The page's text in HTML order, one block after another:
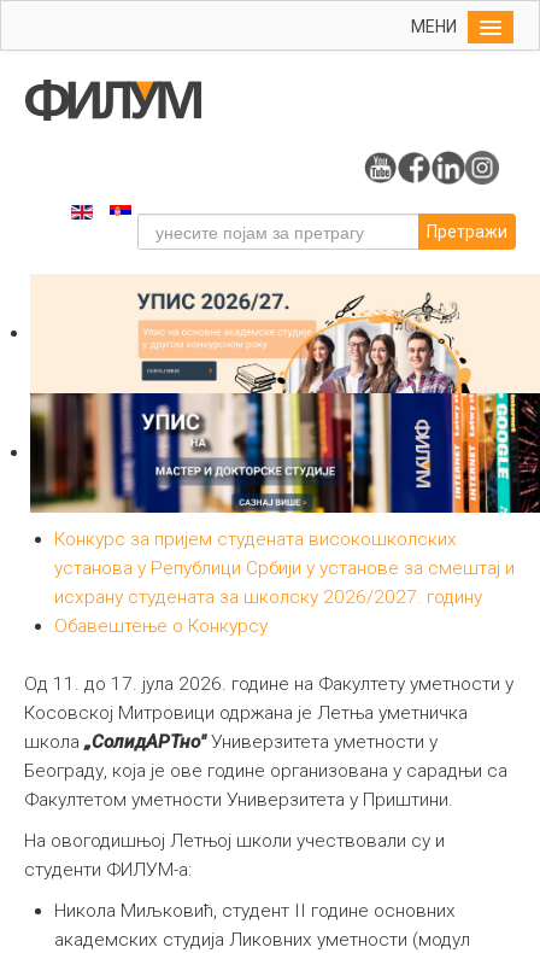
МЕНИ
Упис
Уметност
Студенти
Међународна
Претражи
Конкурс за пријем студената високошколских
установа у Републици Србији у установе за смештај и
исхрану студената за школску 2026/2027. годину
Обавештење о Конкурсу
Од 11. до 17. јула 2026. године на Факултету уметности у
Косовској Митровици одржана је Летња уметничка
школа „СолидАРТно"Универзитета уметности у
Београду, која је ове године организована у сарадњи са
Факултетом уметности Универзитета у Приштини.
На овогодишњој Летњој школи учествовали су и
студенти ФИЛУМ-а:
Никола Миљковић, студент II године основних
академских студија Ликовних уметности (модул